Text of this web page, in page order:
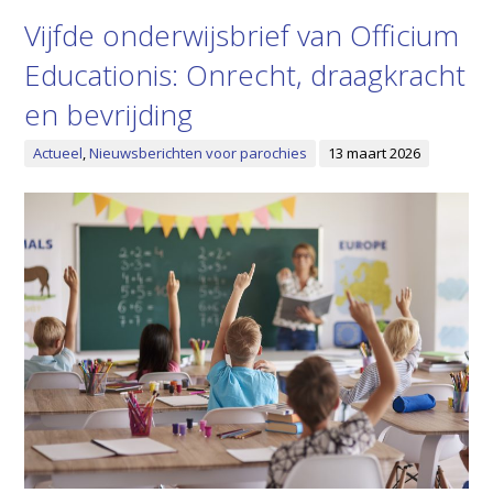
Vijfde onderwijsbrief van Officium
Educationis: Onrecht, draagkracht
en bevrijding
Actueel ,Nieuwsberichten voor parochies 13 maart 2026